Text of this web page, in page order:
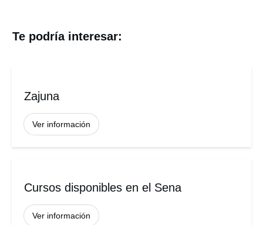
Te podría interesar:
Zajuna
Ver información
Cursos disponibles en el Sena
Ver información